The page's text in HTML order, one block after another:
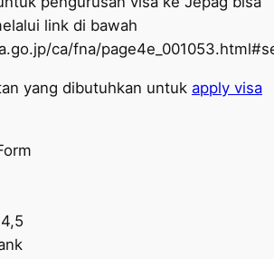
link di bawah
ca/fna/
yang dibutuhkan untuk apply visa